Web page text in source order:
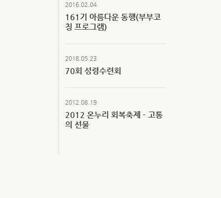
2016.02.04
161기 아름다운 동행(부부코
칭 프로그램)
2018.05.23
70회 성령수련회
2012.08.19
2012 온누리 회복축제 – 고통
의 선물